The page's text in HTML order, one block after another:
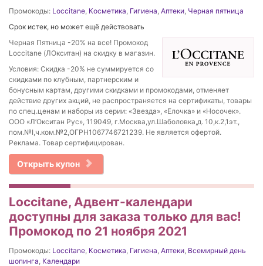
Промокоды: Loccitane, Косметика, Гигиена, Аптеки, Черная пятница
Срок истек, но может ещё действовать
Черная Пятница -20% на все! Промокод
Loccitane (ЛОкситан) на скидку в магазин.
Условия: Скидка -20% не суммируется со
скидками по клубным, партнерским и
бонусным картам, другими скидками и промокодами, отменяет
действие других акций, не распространяется на сертификаты, товары
по спец.ценам и наборы из серии: «Звезда», «Елочка» и «Носочек».
ООО «Л’Окситан Рус», 119049, г.Москва,ул.Шаболовка,д. 10,к.2,1эт.,
пом.№I,ч.ком.№2,ОГРН1067746721239. Не является офертой.
Реклама. Товар сертифицирован.
Открыть купон
Loccitane, Адвент-календари
доступны для заказа только для вас!
Промокод по 21 ноября 2021
Промокоды: Loccitane, Косметика, Гигиена, Аптеки, Всемирный день
шопинга, Календари